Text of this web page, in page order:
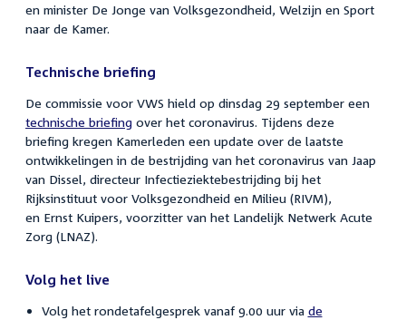
en minister De Jonge van Volksgezondheid, Welzijn en Sport
naar de Kamer.
Technische briefing
De commissie voor VWS hield op dinsdag 29 september een
technische briefing over het coronavirus. Tijdens deze
briefing kregen Kamerleden een update over de laatste
ontwikkelingen in de bestrijding van het coronavirus van Jaap
van Dissel, directeur Infectieziektebestrijding bij het
Rijksinstituut voor Volksgezondheid en Milieu (RIVM),
en Ernst Kuipers, voorzitter van het Landelijk Netwerk Acute
Zorg (LNAZ).
Volg het live
Volg het rondetafelgesprek vanaf 9.00 uur via de